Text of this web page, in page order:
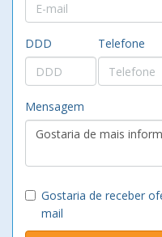
DDD Telefone
Mensagem
Gostaria de receber
mail